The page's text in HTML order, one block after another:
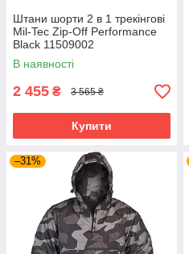
Штани шорти 2 в 1 трекінгові
Mil-Tec Zip-Off Performance
Black 11509002
В наявності
2 455 ₴ 3 565 ₴
Купити
–31%